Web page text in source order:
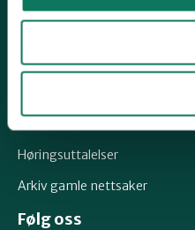
Snarveier
Om fylkeslaget
Høringsuttalelser
Arkiv gamle nettsaker
Følg oss